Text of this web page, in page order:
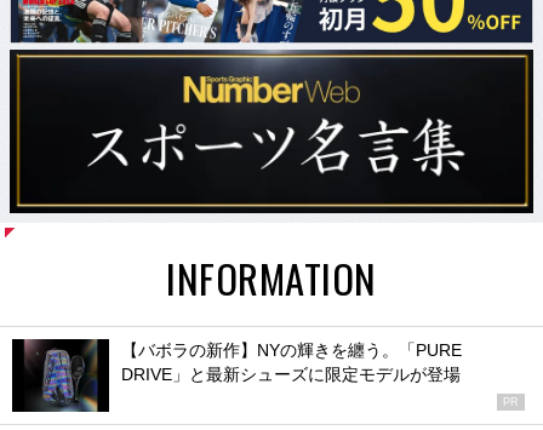
INFORMATION
【バボラの新作】NYの輝きを纏う。「PURE
DRIVE」と最新シューズに限定モデルが登場
PR